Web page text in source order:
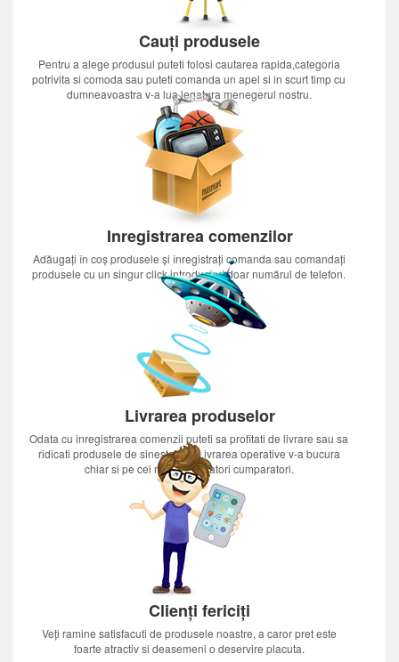
Cauți produsele
Pentru a alege produsul puteti folosi cautarea rapida,categoria
potrivita si comoda sau puteti comanda un apel si in scurt timp cu
dumneavoastra v-a lua legatura menegerul nostru.
Inregistrarea comenzilor
Adăugați în coș produsele și înregistrați comanda sau comandați
produsele cu un singur click introducînd doar numărul de telefon.
Livrarea produselor
Odata cu inregistrarea comenzii puteti sa profitati de livrare sau sa
ridicati produsele de sinestatator.Livrarea operative v-a bucura
chiar si pe cei mai nerabdatori cumparatori.
Clienți fericiți
Veți ramine satisfacuti de produsele noastre, a caror pret este
foarte atractiv si deasemeni o deservire placuta.